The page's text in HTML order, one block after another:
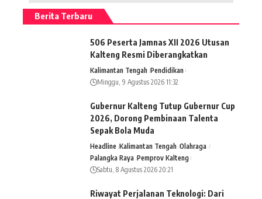
Berita Terbaru
506 Peserta Jamnas XII 2026 Utusan
Kalteng Resmi Diberangkatkan
Kalimantan Tengah Pendidikan
Minggu, 9 Agustus 2026 11:32
Gubernur Kalteng Tutup Gubernur Cup
2026, Dorong Pembinaan Talenta
Sepak Bola Muda
Headline Kalimantan Tengah Olahraga
Palangka Raya Pemprov Kalteng
Sabtu, 8 Agustus 2026 20:21
Riwayat Perjalanan Teknologi: Dari